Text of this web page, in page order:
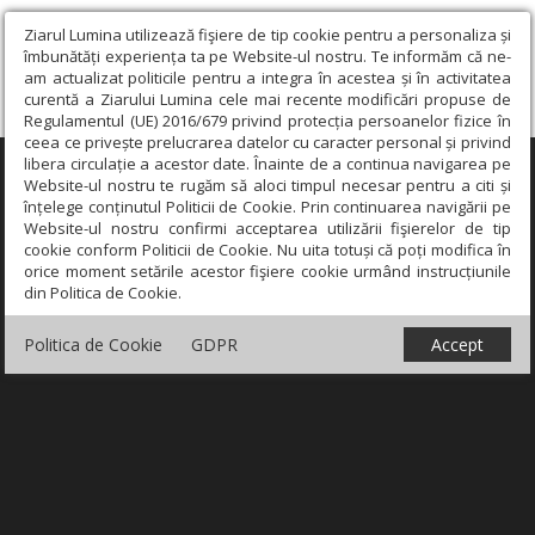
Ziarul Lumina utilizează fişiere de tip cookie pentru a personaliza și
îmbunătăți experiența ta pe Website-ul nostru. Te informăm că ne-
am actualizat politicile pentru a integra în acestea și în activitatea
curentă a Ziarului Lumina cele mai recente modificări propuse de
Regulamentul (UE) 2016/679 privind protecția persoanelor fizice în
ceea ce privește prelucrarea datelor cu caracter personal și privind
libera circulație a acestor date. Înainte de a continua navigarea pe
Website-ul nostru te rugăm să aloci timpul necesar pentru a citi și
înțelege conținutul Politicii de Cookie. Prin continuarea navigării pe
Website-ul nostru confirmi acceptarea utilizării fişierelor de tip
cookie conform Politicii de Cookie. Nu uita totuși că poți modifica în
orice moment setările acestor fişiere cookie urmând instrucțiunile
din Politica de Cookie.
Politica de Cookie GDPR Accept
×